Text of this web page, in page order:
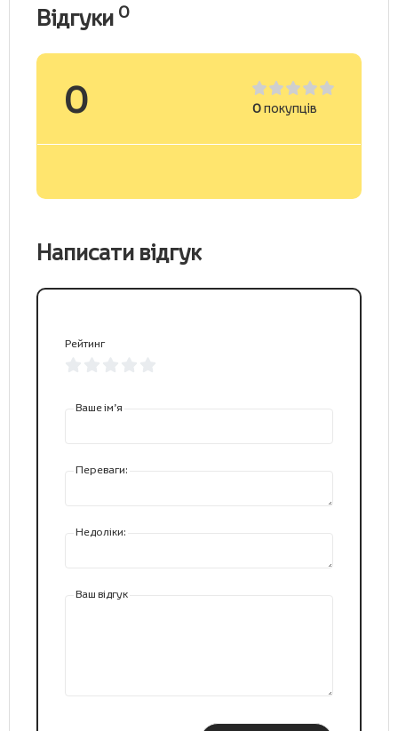
Відгуки 0
0 0покупців
Написати відгук
Рейтинг
Ваше ім’я
Переваги:
Недоліки:
Ваш відгук